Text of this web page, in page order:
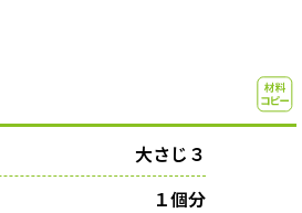
大さじ３
１個分